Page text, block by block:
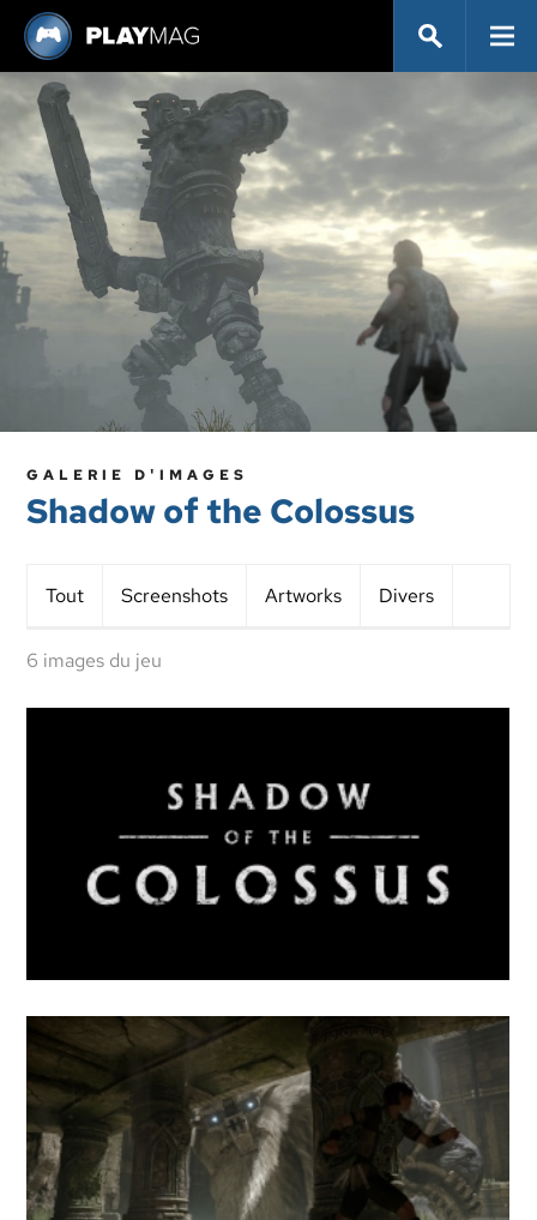
GALERIE D'IMAGES
Shadow of the Colossus
Tout Screenshots Artworks Divers
6 images du jeu